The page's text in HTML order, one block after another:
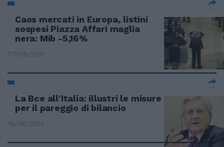
Caos mercati in Europa, listini
sospesi Piazza Affari maglia
nera: Mib -5,16%
07/08/2011
La Bce all'Italia: illustri le misure
per il pareggio di bilancio
19/06/2011